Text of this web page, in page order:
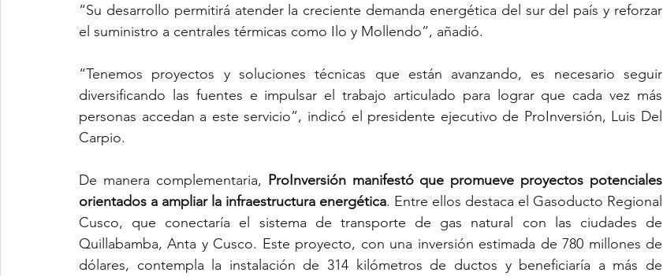
“Su desarrollo permitirá atender la creciente demanda energética del sur del país y reforzar
el suministro a centrales térmicas como Ilo y Mollendo”, añadió.
“Tenemos proyectos y soluciones técnicas que están avanzando, es necesario seguir
diversificando las fuentes e impulsar el trabajo articulado para lograr que cada vez más
personas accedan a este servicio”, indicó el presidente ejecutivo de ProInversión, Luis Del
Carpio.
De manera complementaria, ProInversión manifestó que promueve proyectos potenciales
orientados a ampliar la infraestructura energética. Entre ellos destaca el Gasoducto Regional
Cusco, que conectaría el sistema de transporte de gas natural con las ciudades de
Quillabamba, Anta y Cusco. Este proyecto, con una inversión estimada de 780 millones de
dólares, contempla la instalación de 314 kilómetros de ductos y beneficiaría a más de